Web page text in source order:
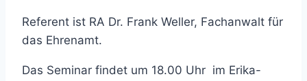
Referent ist RA Dr. Frank Weller, Fachanwalt für
das Ehrenamt.
Das Seminar findet um 18.00 Uhr im Erika-